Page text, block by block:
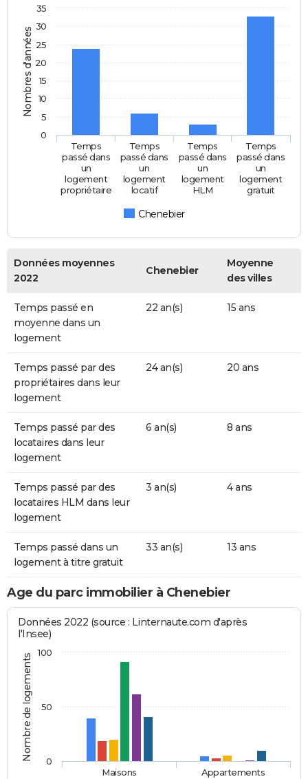
Nombres d'années
Chenebier
Temps
passé dans
un
logement
propriétaire
Temps
passé dans
un
logement
locatif
Temps
passé dans
un
logement
HLM
Temps
passé dans
un
logement
gratuit
0
5
10
15
20
25
30
35
Données moyennes
2022
Chenebier
Moyenne
des villes
Temps passé en
moyenne dans un
logement
22 an(s) 15 ans
Temps passé par des
propriétaires dans leur
logement
24 an(s) 20 ans
Temps passé par des
locataires dans leur
logement
6 an(s) 8 ans
Temps passé par des
locataires HLM dans leur
logement
3 an(s) 4 ans
Temps passé dans un
logement à titre gratuit
33 an(s) 13 ans
Age du parc immobilier à Chenebier
Nombre de logements
Données 2022 (source : Linternaute.com d'après
l'Insee)
Maisons Appartements
0
50
100